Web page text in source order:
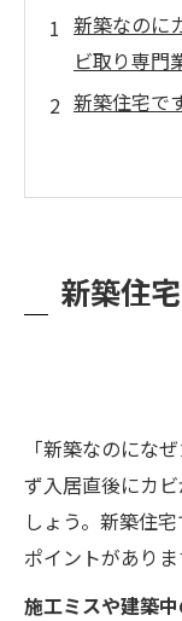
新築なのに
ビ取り専門
新築住宅で
ハウスメ
い！？困っ
相談からカ
カビを放
な暮らしの
新築住
「新築なのにな
ず入居直後にカ
しょう。新築住
ポイントがありま
施工ミスや建築